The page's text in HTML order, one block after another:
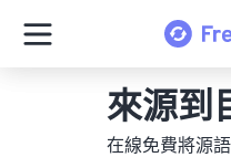
來源到
在線免費將源